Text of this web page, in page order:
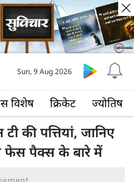
विशेष क्रिकेट ज्योतिष
Sun, 9 Aug 2026
की पत्तियां, जानिए
फेस पैक्स के बारे में